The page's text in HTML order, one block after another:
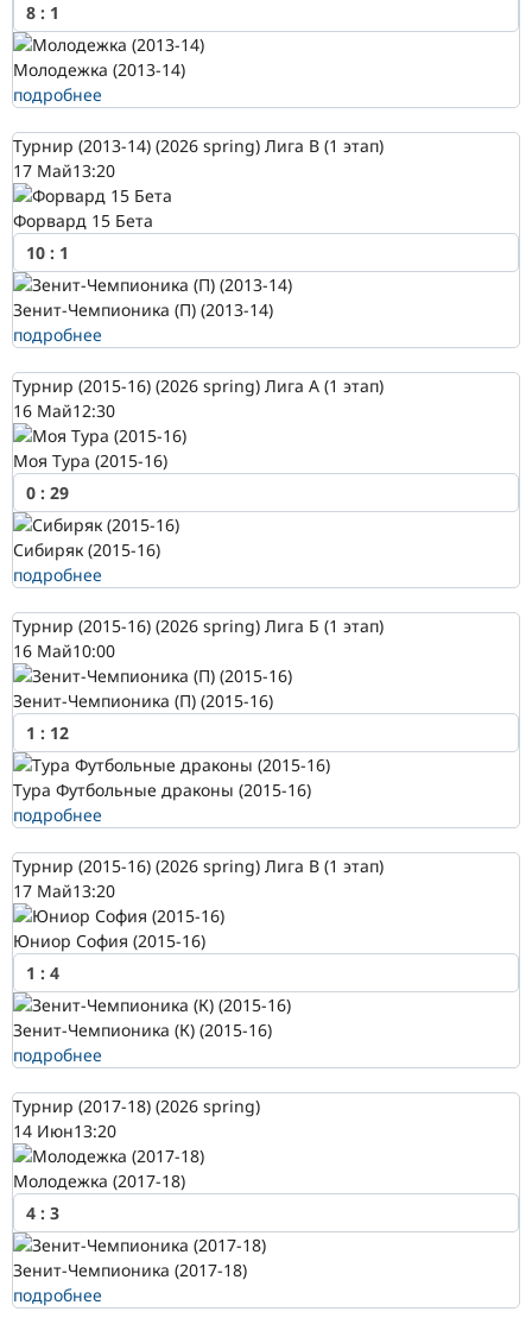
8 : 1
Молодежка (2013-14)
подробнее
Турнир (2013-14) (2026 spring) Лига В (1 этап)
17 Май13:20
Форвард 15 Бета
10 : 1
Зенит-Чемпионика (П) (2013-14)
подробнее
Турнир (2015-16) (2026 spring) Лига А (1 этап)
16 Май12:30
Моя Тура (2015-16)
0 : 29
Сибиряк (2015-16)
подробнее
Турнир (2015-16) (2026 spring) Лига Б (1 этап)
16 Май10:00
Зенит-Чемпионика (П) (2015-16)
1 : 12
Тура Футбольные драконы (2015-16)
подробнее
Турнир (2015-16) (2026 spring) Лига В (1 этап)
17 Май13:20
Юниор София (2015-16)
1 : 4
Зенит-Чемпионика (К) (2015-16)
подробнее
Турнир (2017-18) (2026 spring)
14 Июн13:20
Молодежка (2017-18)
4 : 3
Зенит-Чемпионика (2017-18)
подробнее